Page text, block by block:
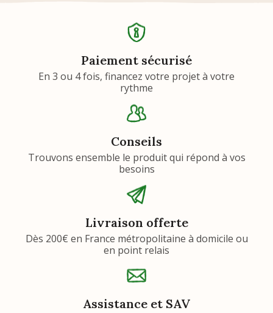
Paiement sécurisé
En 3 ou 4 fois, financez votre projet à votre
rythme
Conseils
Trouvons ensemble le produit qui répond à vos
besoins
Livraison offerte
Dès 200€ en France métropolitaine à domicile ou
en point relais
Assistance et SAV